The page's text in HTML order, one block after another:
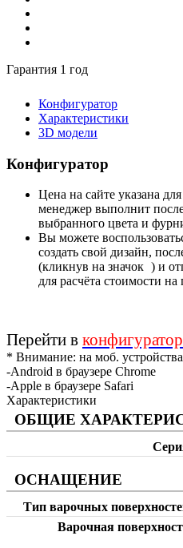
Гарантия 1 год
Конфигуратор
Характеристики
3D модели
Конфигуратор
Цена на сайте указана
менеджер выполнит
выбранного цвета и
Вы можете
создать свой дизайн,
(кликнув на значок ) и
для расчёта стоимости на
Перейти в конфигуратор
* Внимание: на моб.
-Android в браузере Chrome
-Apple в браузере Safari
Характеристики
ОБЩИЕ
ОСНАЩЕНИЕ
Тип варочных
Варочная